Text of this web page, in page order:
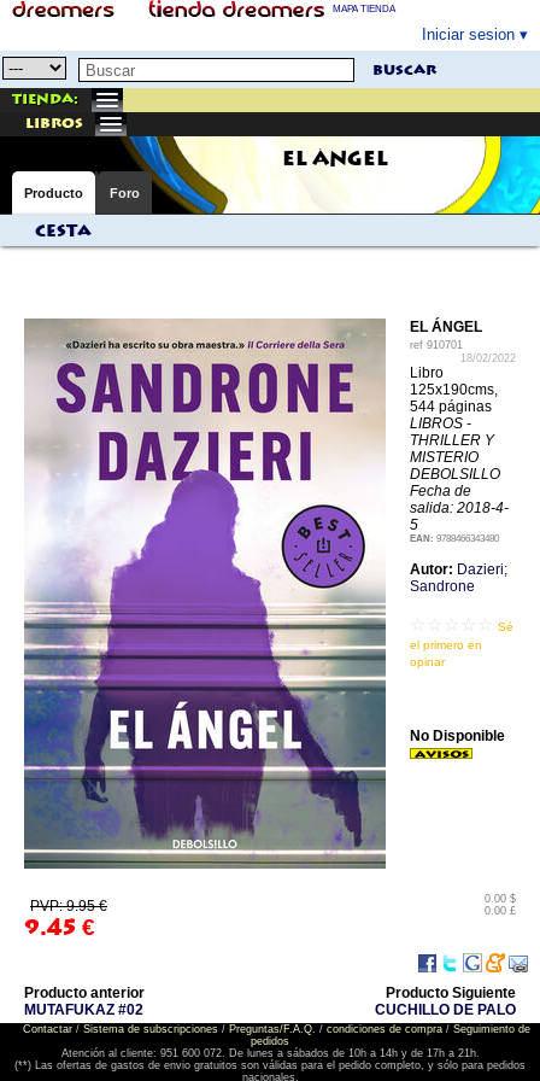
MAPA TIENDA
Iniciar sesion
buscar
Tienda:
libros
EL ÁNGEL
Producto Foro
Cesta
EL ÁNGEL
ref 910701
18/02/2022
Libro
125x190cms,
544 páginas
LIBROS -
THRILLER Y
MISTERIO
DEBOLSILLO
Fecha de
salida: 2018-4-
5
EAN: 9788466343480
Autor: Dazieri;
Sandrone
Sé
el primero en
opinar
PVP: 9.95 €
9.45 €
0.00 $
0.00 £
No Disponible
Producto anterior
MUTAFUKAZ #02
Producto Siguiente
CUCHILLO DE PALO
Contactar/ Sistema de subscripciones/ Preguntas/F.A.Q. / condiciones de compra/ Seguimiento de
pedidos
Atención al cliente: 951 600 072. De lunes a sábados de 10h a 14h y de 17h a 21h.
(**) Las ofertas de gastos de envio gratuitos son válidas para el pedido completo, y sólo para pedidos
nacionales.